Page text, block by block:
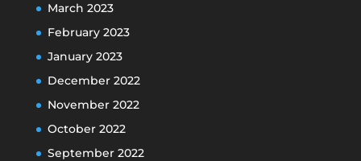
March 2023
February 2023
January 2023
December 2022
November 2022
October 2022
September 2022